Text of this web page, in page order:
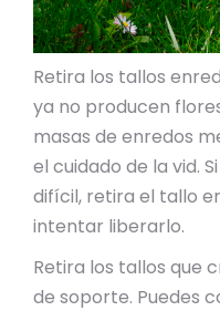
Retira los tallos
ya no producen
masas de enredos
el cuidado de la vid.
difícil, retira el tallo
intentar liberarlo.
Retira los tallos que
de soporte. Puedes